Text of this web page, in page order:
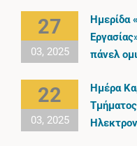
27
03, 2025
Ημερίδα
πάνελ
22
03, 2025
Ημέρα